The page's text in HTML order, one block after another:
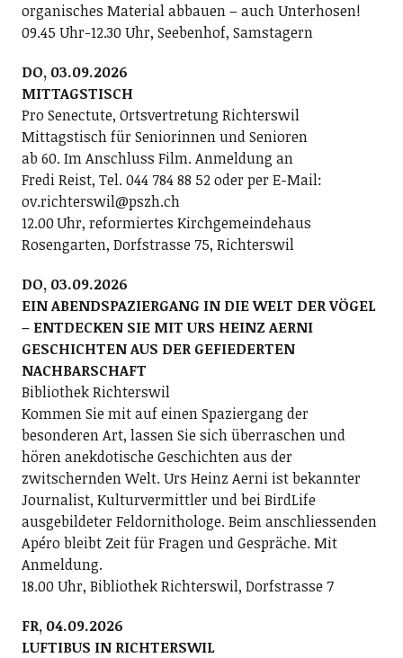
organisches Material abbauen – auch Unterhosen!
09.45 Uhr-12.30 Uhr, Seebenhof, Samstagern
DO, 03.09.2026
MITTAGSTISCH
Pro Senectute, Ortsvertretung Richterswil
Mittagstisch für Seniorinnen und Senioren
ab 60. Im Anschluss Film. Anmeldung an
Fredi Reist, Tel. 044 784 88 52 oder per E-Mail:
ov.richterswil@pszh.ch
12.00 Uhr, reformiertes Kirchgemeindehaus
Rosengarten, Dorfstrasse 75, Richterswil
DO, 03.09.2026
EIN ABENDSPAZIERGANG IN DIE WELT DER VÖGEL
– ENTDECKEN SIE MIT URS HEINZ AERNI
GESCHICHTEN AUS DER GEFIEDERTEN
NACHBARSCHAFT
Bibliothek Richterswil
Kommen Sie mit auf einen Spaziergang der
besonderen Art, lassen Sie sich überraschen und
hören anekdotische Geschichten aus der
zwitschernden Welt. Urs Heinz Aerni ist bekannter
Journalist, Kulturvermittler und bei BirdLife
ausgebildeter Feldornithologe. Beim anschliessenden
Apéro bleibt Zeit für Fragen und Gespräche. Mit
Anmeldung.
18.00 Uhr, Bibliothek Richterswil, Dorfstrasse 7
FR, 04.09.2026
LUFTIBUS IN RICHTERSWIL